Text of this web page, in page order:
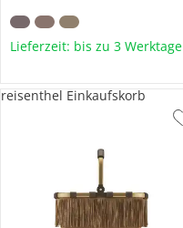
Lieferzeit: bis zu 3 Werktage
reisenthel Einkaufskorb